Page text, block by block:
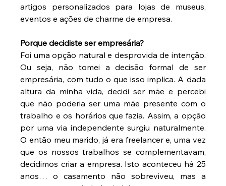
artigos personalizados para lojas de museus,
eventos e ações de charme de empresa.
Porque decidiste ser empresária?
Foi uma opção natural e desprovida de intenção.
Ou seja, não tomei a decisão formal de ser
empresária, com tudo o que isso implica. A dada
altura da minha vida, decidi ser mãe e percebi
que não poderia ser uma mãe presente com o
trabalho e os horários que fazia. Assim, a opção
por uma via independente surgiu naturalmente.
O então meu marido, já era freelancer e, uma vez
que os nossos trabalhos se complementavam,
decidimos criar a empresa. Isto aconteceu há 25
anos… o casamento não sobreviveu, mas a